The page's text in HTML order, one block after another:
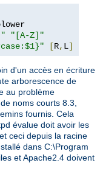
"[A-Z]"
[R, L]
d'un accès en écriture
arborescence de
au problème
noms courts 8.3,
fournis. Cela
évalue doit avoir les
ceci depuis la racine
dans C:\Program
et Apache2.4 doivent